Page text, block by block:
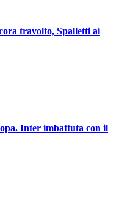
travolto, Spalletti ai
Inter imbattuta con il